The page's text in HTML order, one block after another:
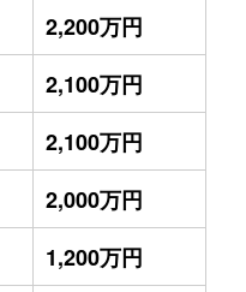
2,200万円
2,100万円
2,100万円
2,000万円
1,200万円